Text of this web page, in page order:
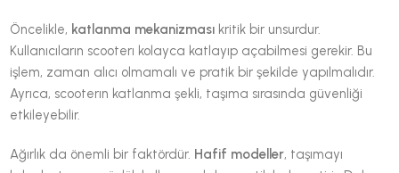
Öncelikle, katlanma mekanizması kritik bir unsurdur.
Kullanıcıların scooterı kolayca katlayıp açabilmesi gerekir. Bu
işlem, zaman alıcı olmamalı ve pratik bir şekilde yapılmalıdır.
Ayrıca, scooterın katlanma şekli, taşıma sırasında güvenliği
etkileyebilir.
Ağırlık da önemli bir faktördür. Hafif modeller, taşımayı